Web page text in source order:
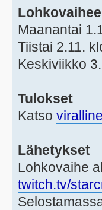
Maanantai
Tiistai 2.11.
Keskiviikko
Tulokset
Katso
Lähetykset
Lohkovaihe
twitch.tv/